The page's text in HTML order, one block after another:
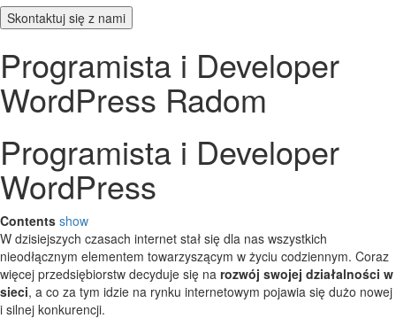
Skontaktuj się z nami
Programista i Developer
WordPress Radom
Programista i Developer
WordPress
Contents show
W dzisiejszych czasach internet stał się dla nas wszystkich
nieodłącznym elementem towarzyszącym w życiu codziennym. Coraz
więcej przedsiębiorstw decyduje się na rozwój swojej działalności w
sieci, a co za tym idzie na rynku internetowym pojawia się dużo nowej
i silnej konkurencji.